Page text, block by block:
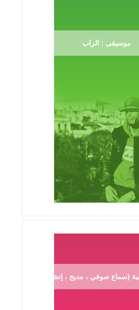
موسيقى : الراب
(سماع صوفي ، مديح ، إنشاد ...)